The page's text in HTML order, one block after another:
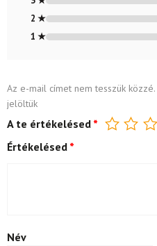
2 ★
1 ★
Az e-mail címet nem tesszük közzé.
jelöltük
A te értékelésed *
Értékelésed *
Név